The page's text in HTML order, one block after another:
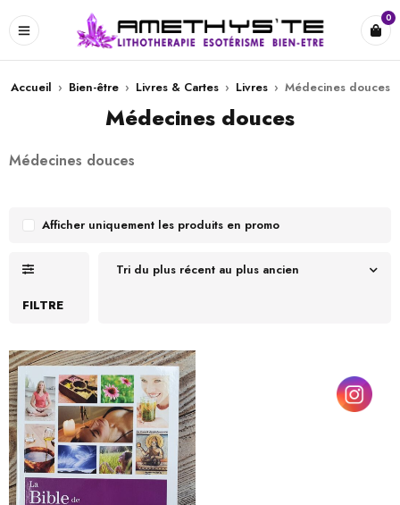
0
Accueil › Bien-être › Livres & Cartes › Livres › Médecines douces
Médecines douces
Médecines douces
FILTRE
Tri du plus récent au plus ancien
Afficher uniquement les produits en promo